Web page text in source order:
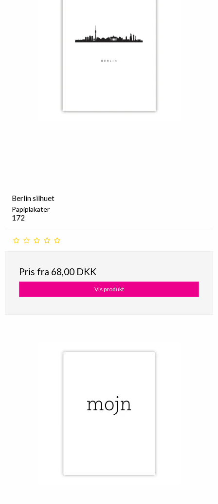
Berlin silhuet
Papiplakater
172
Pris fra 68,00 DKK
Vis produkt